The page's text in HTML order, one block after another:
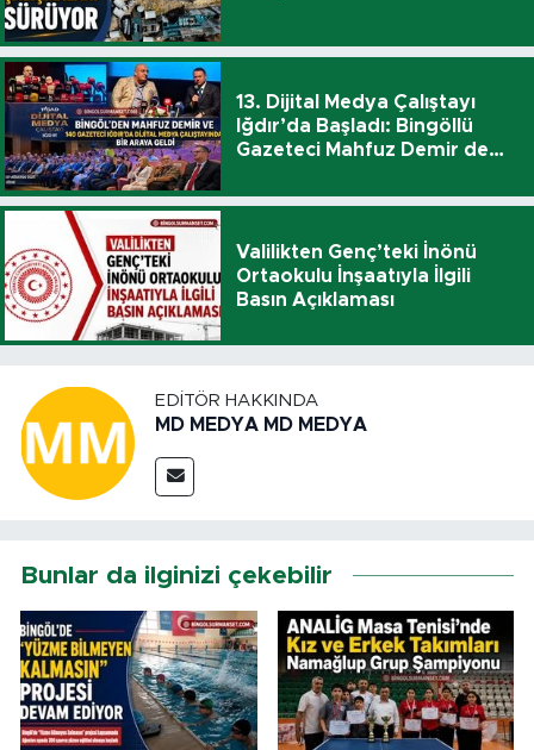
13. Dijital Medya Çalıştayı
Iğdır’da Başladı: Bingöllü
Gazeteci Mahfuz Demir de
Valilikten Genç’teki İnönü
Ortaokulu İnşaatıyla İlgili
Basın Açıklaması
EDITÖR HAKKINDA
MD MEDYA MD MEDYA
Bunlar da ilginizi çekebilir